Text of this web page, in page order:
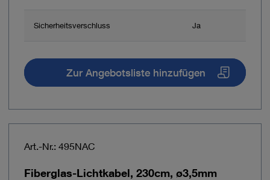
Sicherheitsverschluss Ja
Zur Angebotsliste hinzufügen
Art.-Nr.: 495NAC
Fiberglas-Lichtkabel, 230cm, ø3,5mm